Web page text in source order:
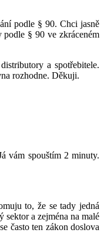
podle § 90. Chci jasně
podle § 90 ve zkráceném
a spotřebitele.
rozhodne. Děkuji.
vám spouštím 2 minuty.
to, že se tady jedná
sektor a zejména na malé
často ten zákon doslova